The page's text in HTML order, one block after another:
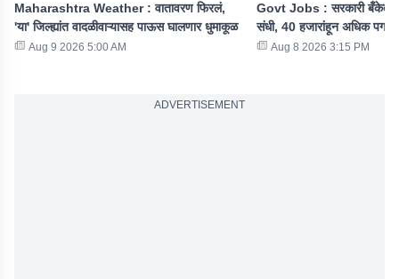
Maharashtra Weather : वातावरण फिरलं,
'या' जिल्ह्यांत वादळीवाऱ्यासह पाऊस घालणार धुमाकूळ
Aug 9 2026 5:00 AM
Govt Jobs : सरकारी बँकेत
संधी, 40 हजारांहून अधिक पगार
Aug 8 2026 3:15 PM
ADVERTISEMENT